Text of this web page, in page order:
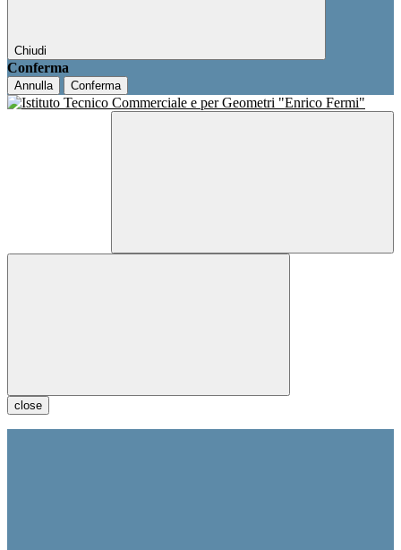
Chiudi
Conferma
Annulla Conferma
close